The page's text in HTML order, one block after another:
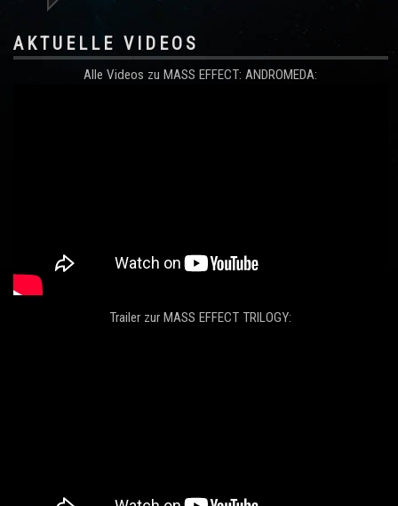
AKTUELLE VIDEOS
Alle Videos zu MASS EFFECT: ANDROMEDA:
Trailer zur MASS EFFECT TRILOGY: